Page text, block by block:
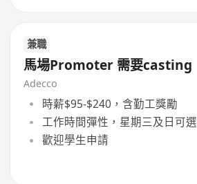
兼職
馬場Promoter 需要casting
Adecco
時薪$95-$240，含勤工獎勵
工作時間彈性，星期三及日可選
歡迎學生申請